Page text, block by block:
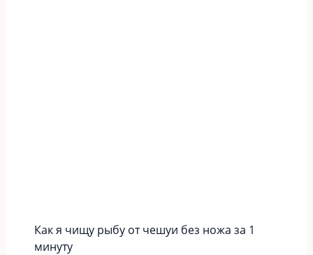
Как я чищу рыбу от чешуи без ножа за 1
минуту